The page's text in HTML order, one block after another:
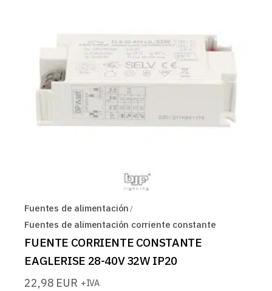
Fuentes de alimentación
Fuentes de alimentación corriente constante
FUENTE CORRIENTE CONSTANTE
EAGLERISE 28-40V 32W IP20
22,98 EUR +IVA